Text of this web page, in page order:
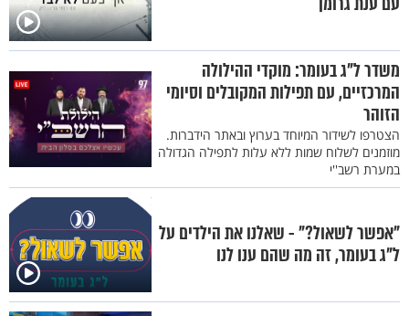
משדר ל"ג בעומר: מוקדי ההילולה
המרכזיים, עם תפילות המקובלים וסיומי
הזוהר
הצטרפו לשידור המיוחד בערוץ ובאתר הידברות.
מוזמנים לשלוח שמות ללא עלות לתפילה הגדולה
במערת רשב''י
"אפשר לשאול?" - שאלנו את הילדים על
ל"ג בעומר, זה מה שהם ענו לנו